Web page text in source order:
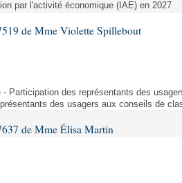
par l'activité économique (IAE) en 2027
de Mme Violette Spillebout
- Participation des représentants des
des usagers aux conseils de
de Mme Élisa Martin